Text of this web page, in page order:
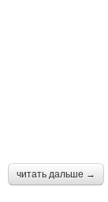
читать дальше →